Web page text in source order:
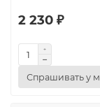
2 230 ₽
Спрашивать у